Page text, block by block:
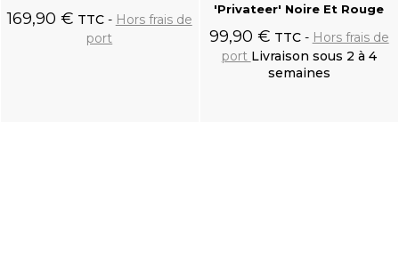
169,90 € TTC
Hors frais de
port
'Privateer' Noire Et Rouge
99,90 € TTC
Hors frais de
port Livraison sous 2 à 4
semaines